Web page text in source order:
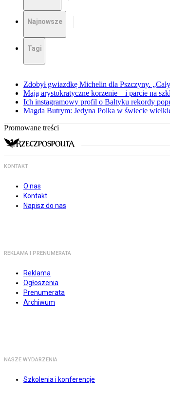
Najnowsze
Tagi
Zdobył gwiazdkę Michelin dla Pszczyny.
Mają arystokratyczne korzenie – i parcie na
Ich instagramowy profil o Bałtyku rekordy
Magda Butrym: Jedyna Polka w świecie
Promowane treści
KONTAKT
O nas
Kontakt
Napisz do nas
REKLAMA I PRENUMERATA
Reklama
Ogłoszenia
Prenumerata
Archiwum
NASZE WYDARZENIA
Szkolenia i konferencje